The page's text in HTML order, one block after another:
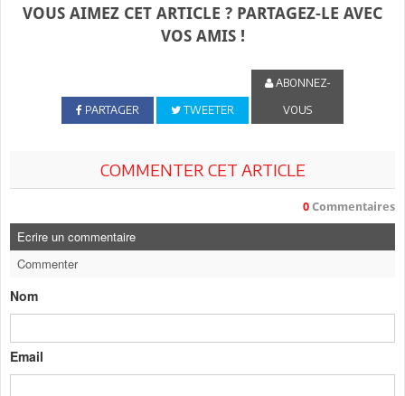
VOUS AIMEZ CET ARTICLE ? PARTAGEZ-LE AVEC
VOS AMIS !
PARTAGER TWEETER
ABONNEZ-
VOUS
COMMENTER CET ARTICLE
0 Commentaires
Ecrire un commentaire
Commenter
Nom
Email